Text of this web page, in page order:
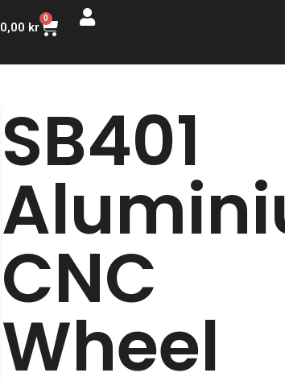
0,00 kr
0
SB401
CNC
Wheel